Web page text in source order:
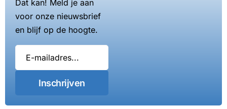
Dat kan! Meld je aan
voor onze nieuwsbrief
en blijf op de hoogte.
Inschrijven